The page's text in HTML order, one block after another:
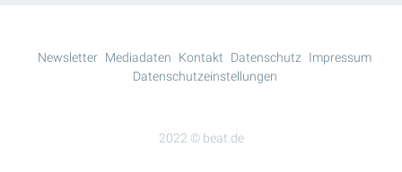
2022 © beat.de
Newsletter Mediadaten Kontakt Datenschutz Impressum
Datenschutzeinstellungen